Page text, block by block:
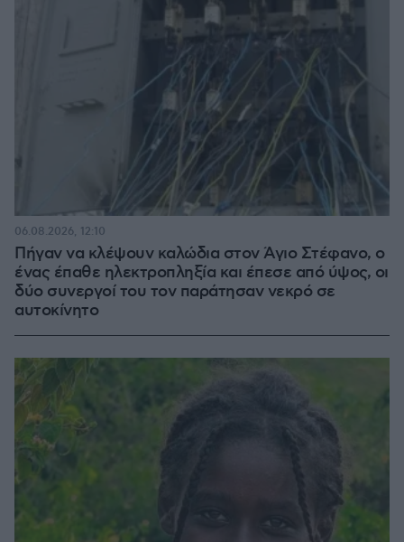
Πήγαν να κλέψουν καλώδια στον Άγιο Στέφανο, ο
ένας έπαθε ηλεκτροπληξία και έπεσε από ύψος, οι
δύο συνεργοί του τον παράτησαν νεκρό σε
αυτοκίνητο
06.08.2026, 12:10